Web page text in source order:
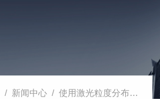
/ 新闻中心 / 使用激光粒度分布仪工作将如何进行